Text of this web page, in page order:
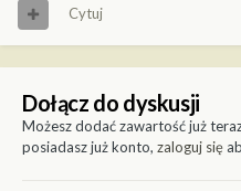
Cytuj
Dołącz do dyskusji
Możesz dodać zawartość już
posiadasz już konto, zaloguj się